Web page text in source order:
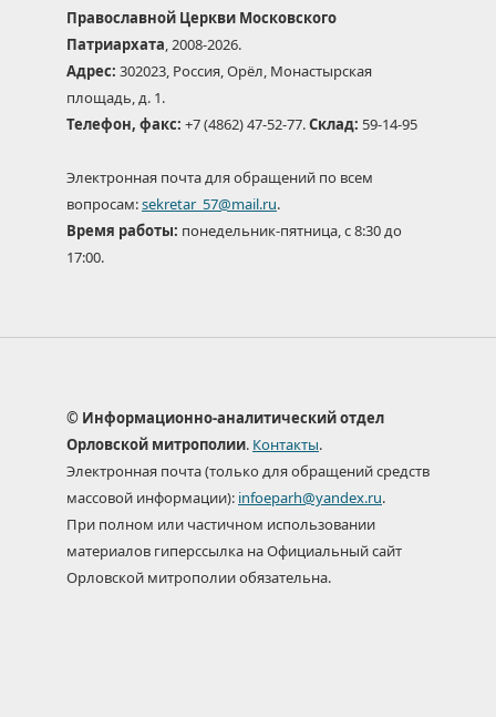
Православной Церкви Московского
Патриархата, 2008-2026.
Адрес: 302023, Россия, Орёл, Монастырская
площадь, д. 1.
Телефон, факс: +7 (4862) 47-52-77.Склад: 59-14-95
Электронная почта для обращений по всем
вопросам:sekretar_57@mail.ru.
Время работы: понедельник-пятница, с 8:30 до
17:00.
© Информационно-аналитический отдел
Орловской митрополии. Контакты.
Электронная почта (только для обращений средств
массовой информации): infoeparh@yandex.ru.
При полном или частичном использовании
материалов гиперссылка на Официальный сайт
Орловской митрополии обязательна.